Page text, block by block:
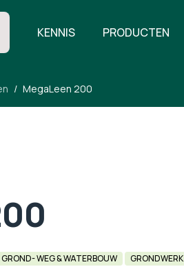
KENNIS PRODUCTEN
MegaLeen 200
GROND- WEG & WATERBOUW GRONDWERK